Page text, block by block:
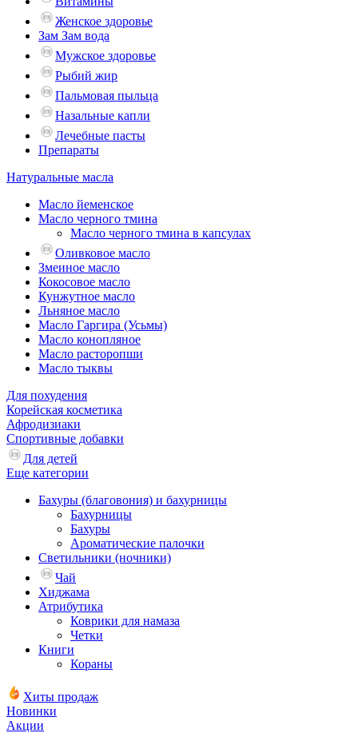
Женское здоровье
Зам Зам вода
Мужское здоровье
Рыбий жир
Пальмовая пыльца
Назальные капли
Лечебные пасты
Препараты
Натуральные масла
Масло йеменское
Масло черного тмина
Масло черного тмина в капсулах
Оливковое масло
Змеиное масло
Кокосовое масло
Кунжутное масло
Льняное масло
Масло Гаргира (Усьмы)
Масло конопляное
Масло расторопши
Масло тыквы
Для похудения
Корейская косметика
Афродизиаки
Спортивные добавки
Для детей
Еще категории
Бахуры (благовония) и бахурницы
Бахурницы
Бахуры
Ароматические палочки
Светильники (ночники)
Чай
Хиджама
Атрибутика
Коврики для намаза
Четки
Книги
Кораны
Хиты продаж
Новинки
Акции